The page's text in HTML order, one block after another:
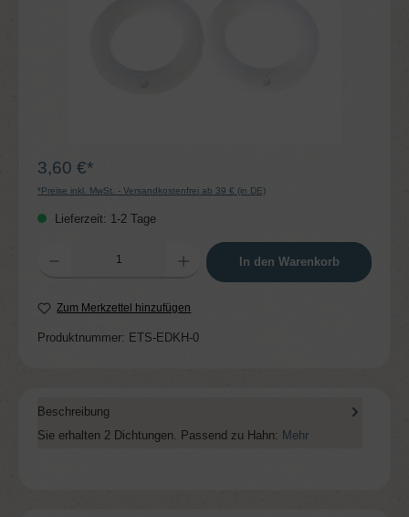
3,60 €*
*Preise inkl. MwSt. - Versandkostenfrei ab 39 € (in DE)
Lieferzeit: 1-2 Tage
Produkt Anzahl: Gib den gewünschten Wert ein oder benutze die Schaltflächen um
In den Warenkorb
Zum Merkzettel hinzufügen
Produktnummer: ETS-EDKH-0
Beschreibung
Sie erhalten 2 Dichtungen. Passend zu Hahn: Mehr